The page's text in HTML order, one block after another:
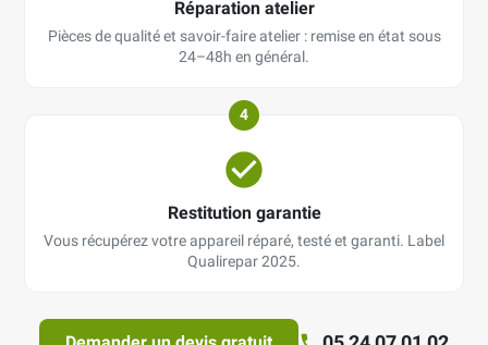
Réparation atelier
Pièces de qualité et savoir-faire atelier : remise en état sous
24–48h en général.
4
Restitution garantie
Vous récupérez votre appareil réparé, testé et garanti. Label
Qualirepar 2025.